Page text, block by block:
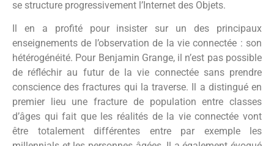
se structure progressivement l’Internet des Objets.
Il en a profité pour insister sur un des principaux
enseignements de l’observation de la vie connectée : son
hétérogénéité. Pour Benjamin Grange, il n’est pas possible
de réfléchir au futur de la vie connectée sans prendre
conscience des fractures qui la traverse. Il a distingué en
premier lieu une fracture de population entre classes
d’âges qui fait que les réalités de la vie connectée vont
être totalement différentes entre par exemple les